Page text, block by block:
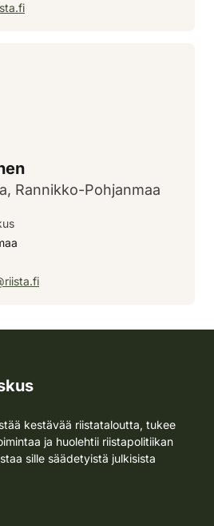
Rannikko-Pohjanmaa
kestävää riistataloutta, tukee
ja huolehtii riistapolitiikan
sille säädetyistä julkisista